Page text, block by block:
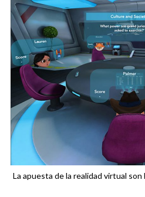
La apuesta de la realidad virtual